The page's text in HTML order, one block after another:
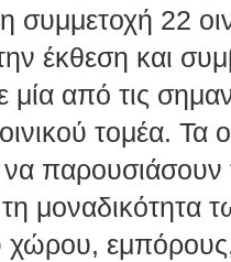
συμμετοχή 22
έκθεση και
από τις
τομέα. Τα
να
τη μοναδικότητα
χώρου,